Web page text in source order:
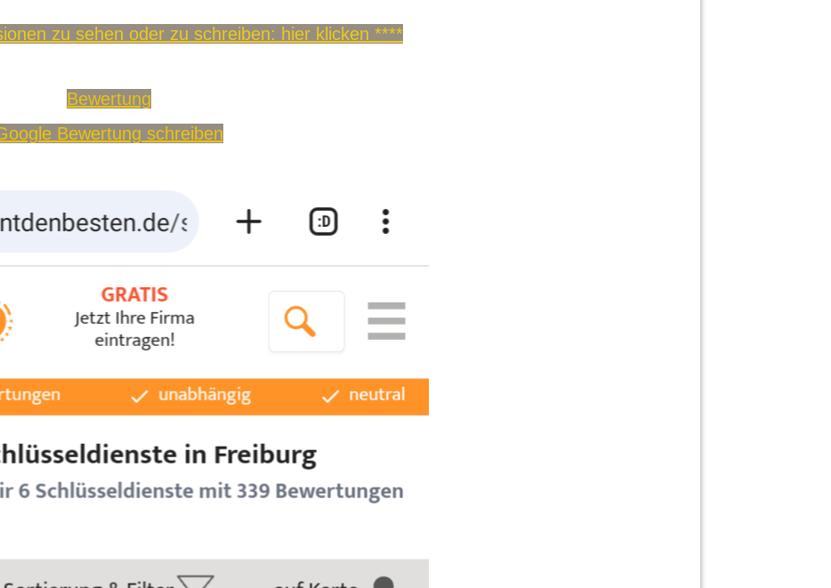
zu sehen oder zu schreiben: hier klicken ****
Bewertung
Bewertung schreiben